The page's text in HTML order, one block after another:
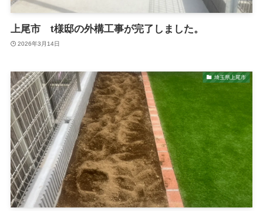
上尾市 t様邸の外構工事が完了しました。
2026年3月14日
埼玉県上尾市